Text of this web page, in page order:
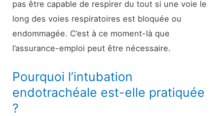
pas être capable de respirer du tout si une voie le
long des voies respiratoires est bloquée ou
endommagée. C’est à ce moment-là que
l’assurance-emploi peut être nécessaire.
Pourquoi l’intubation
endotrachéale est-elle pratiquée
?